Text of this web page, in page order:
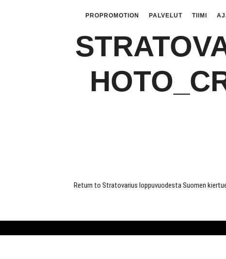
PROPROMOTION PALVELUT TIIMI
Return to Stratovarius loppuvuodesta Suomen